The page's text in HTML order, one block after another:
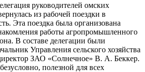
руководителей омских
из рабочей поездки в
Эта поездка была организована
работы агропромышленного
В составе делегации были
Управления сельского хозяйства
ЗАО «Солнечное» В. А. Беккер.
полезной для всех